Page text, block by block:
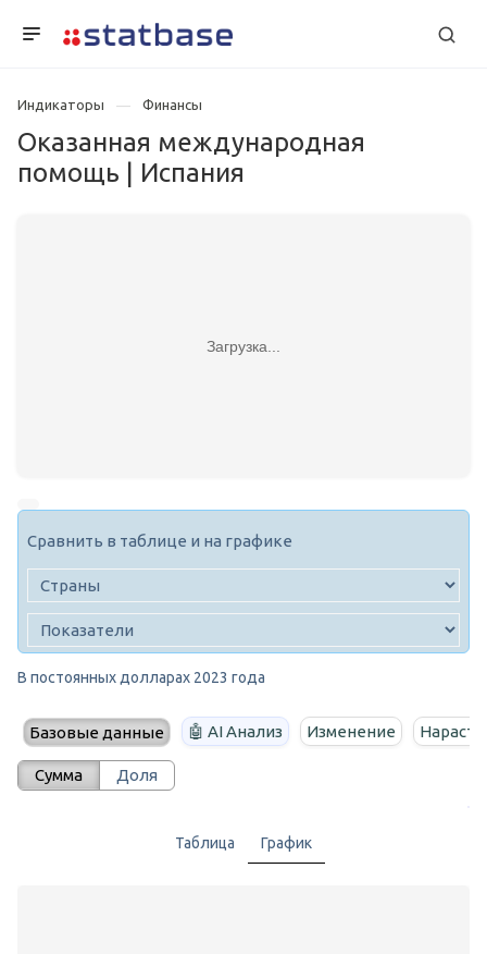
Индикаторы Финансы
Оказанная международная
помощь | Испания
Загрузка...
Сравнить в таблице и на графике
В постоянных долларах 2023 года
Базовые данные 🤖 AI Анализ Изменение
Сумма Доля
Таблица График